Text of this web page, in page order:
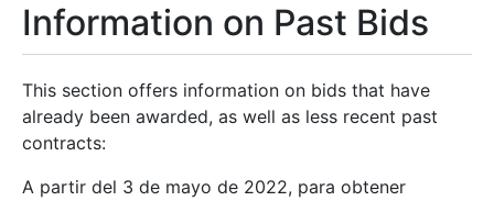
Show/Hide
Information on Past Bids
This section offers information on bids that have
already been awarded, as well as less recent past
contracts:
A partir del 3 de mayo de 2022, para obtener